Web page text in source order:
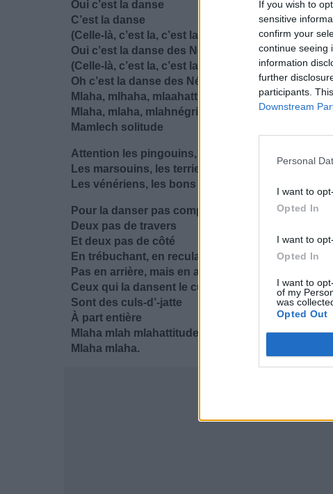
If you wish to
sensitive
confirm your
continue seeing
information
further
participants.
Downstream
Personal
I want to
Opted In
I want to
Opted In
I want to
of my
was
Opted Out
Oui c’est la danse
C’est la danse
(Celle-là, c’est la, c’est la quoi ?)
Oui c’est la danse des Négresses
(Celle-là, c’est la, c’est la quoi ?)
Oh c’est la danse des Négresses Vertes
Mlaha, mlhaha, mlaahattitude
Mlaha, mlaha, mlahnégritude
Mamlech solitude
Attention les pingouins, les requins,
Les marsouins, les terriens,
Les vénériens, les bons à rien.
Pour la danser pas compliqué
Deux pas de travers
Et deux pas de côté
En trébuchant, en reculant
Pas en arrière, mais en avant
Ceux qui la dansent le cul par terre
Sont des culs-d’-jatte
À part entière
Mlaha mlah mlahattitude
Mlaha mlaha.